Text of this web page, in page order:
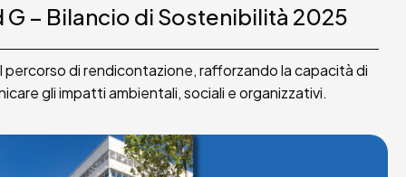
– Bilancio di Sostenibilità 2025
percorso di rendicontazione, rafforzando la capacità di
gli impatti ambientali, sociali e organizzativi.